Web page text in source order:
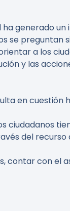
ha generado
se
a los
y las
en
ciudadanos
del
contar con